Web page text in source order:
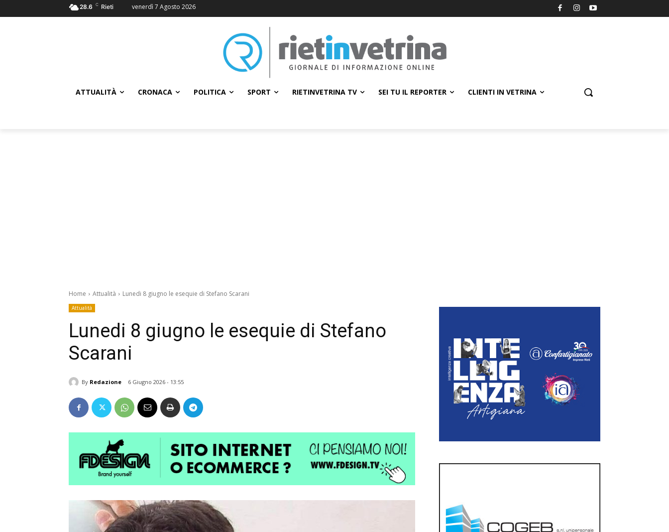
28.6 C Rieti venerdì 7 Agosto 2026
ATTUALITÀ CRONACA POLITICA SPORT RIETINVETRINA TV SEI TU IL REPORTER CLIENTI IN VETRINA
Home Attualità Lunedi 8 giugno le esequie di Stefano Scarani
Attualità
Lunedi 8 giugno le esequie di Stefano
Scarani
By Redazione 6 Giugno 2026 - 13:55